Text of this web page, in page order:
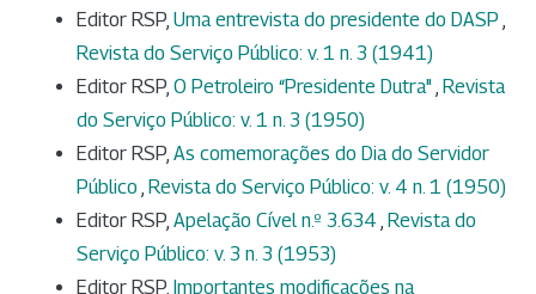
Editor RSP, Uma entrevista do presidente do DASP ,
Revista do Serviço Público: v. 1 n. 3 (1941)
Editor RSP, O Petroleiro “Presidente Dutra" , Revista
do Serviço Público: v. 1 n. 3 (1950)
Editor RSP, As comemorações do Dia do Servidor
Público , Revista do Serviço Público: v. 4 n. 1 (1950)
Editor RSP, Apelação Cível n.º 3.634 , Revista do
Serviço Público: v. 3 n. 3 (1953)
Editor RSP, Importantes modificações na